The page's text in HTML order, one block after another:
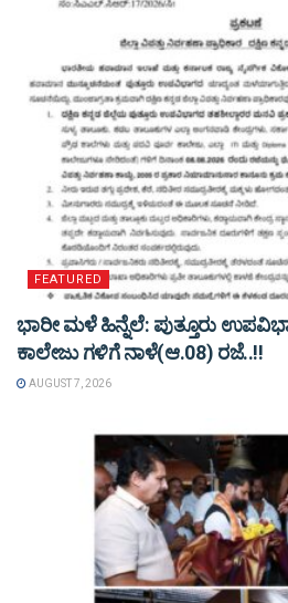
FEATURED
ಭಾರೀ ಮಳೆ ಹಿನ್ನೆಲೆ: ಪುತ್ತೂರು
ಕಾಲೇಜು ಗಳಿಗೆ ನಾಳೆ(ಆ.08) ರಜೆ..!!
AUGUST 7, 2026